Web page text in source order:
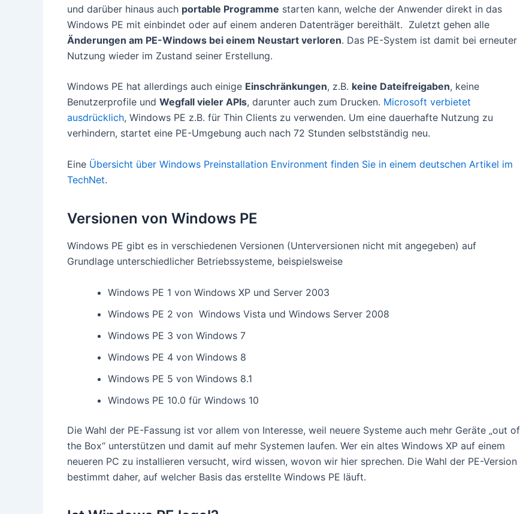
und darüber hinaus auch portable Programme starten kann, welche der Anwender direkt in das
Windows PE mit einbindet oder auf einem anderen Datenträger bereithält. Zuletzt gehen alle
Änderungen am PE-Windows bei einem Neustart verloren. Das PE-System ist damit bei erneuter
Nutzung wieder im Zustand seiner Erstellung.
Windows PE hat allerdings auch einige Einschränkungen, z.B. keine Dateifreigaben, keine
Benutzerprofile und Wegfall vieler APIs, darunter auch zum Drucken. Microsoft verbietet
ausdrücklich, Windows PE z.B. für Thin Clients zu verwenden. Um eine dauerhafte Nutzung zu
verhindern, startet eine PE-Umgebung auch nach 72 Stunden selbstständig neu.
Eine Übersicht über Windows Preinstallation Environment finden Sie in einem deutschen Artikel im
TechNet.
Versionen von Windows PE
Windows PE gibt es in verschiedenen Versionen (Unterversionen nicht mit angegeben) auf
Grundlage unterschiedlicher Betriebssysteme, beispielsweise
Windows PE 1 von Windows XP und Server 2003
Windows PE 2 von Windows Vista und Windows Server 2008
Windows PE 3 von Windows 7
Windows PE 4 von Windows 8
Windows PE 5 von Windows 8.1
Windows PE 10.0 für Windows 10
Die Wahl der PE-Fassung ist vor allem von Interesse, weil neuere Systeme auch mehr Geräte „out of
the Box“ unterstützen und damit auf mehr Systemen laufen. Wer ein altes Windows XP auf einem
neueren PC zu installieren versucht, wird wissen, wovon wir hier sprechen. Die Wahl der PE-Version
bestimmt daher, auf welcher Basis das erstellte Windows PE läuft.